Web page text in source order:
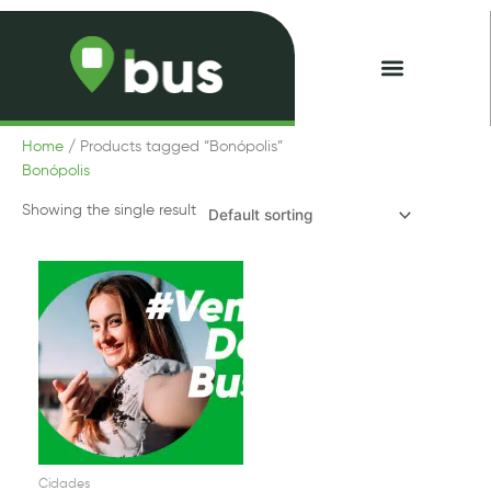
Skip
Home / Products tagged “Bonópolis”
Bonópolis
Showing the single result
Cidades